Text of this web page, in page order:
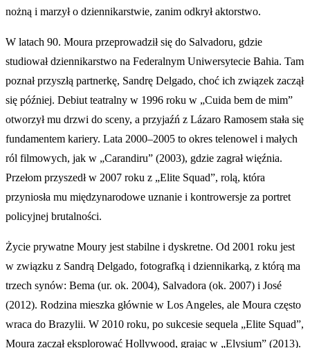
nożną i marzył o dziennikarstwie, zanim odkrył aktorstwo.
W latach 90. Moura przeprowadził się do Salvadoru, gdzie
studiował dziennikarstwo na Federalnym Uniwersytecie Bahia. Tam
poznał przyszłą partnerkę, Sandrę Delgado, choć ich związek zaczął
się później. Debiut teatralny w 1996 roku w „Cuida bem de mim”
otworzył mu drzwi do sceny, a przyjaźń z Lázaro Ramosem stała się
fundamentem kariery. Lata 2000–2005 to okres telenowel i małych
ról filmowych, jak w „Carandiru” (2003), gdzie zagrał więźnia.
Przełom przyszedł w 2007 roku z „Elite Squad”, rolą, która
przyniosła mu międzynarodowe uznanie i kontrowersje za portret
policyjnej brutalności.
Życie prywatne Moury jest stabilne i dyskretne. Od 2001 roku jest
w związku z Sandrą Delgado, fotografką i dziennikarką, z którą ma
trzech synów: Bema (ur. ok. 2004), Salvadora (ok. 2007) i José
(2012). Rodzina mieszka głównie w Los Angeles, ale Moura często
wraca do Brazylii. W 2010 roku, po sukcesie sequela „Elite Squad”,
Moura zaczął eksplorować Hollywood, grając w „Elysium” (2013).